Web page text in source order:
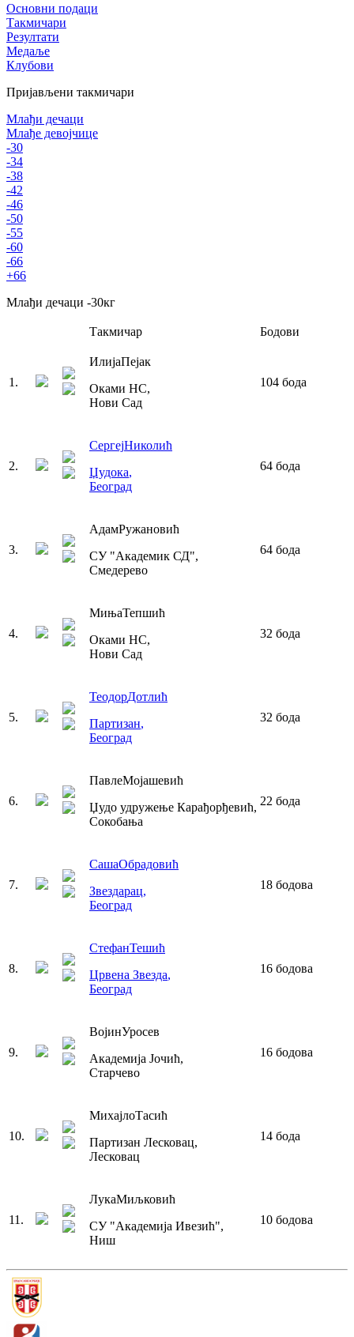
Основни подаци
Такмичари
Резултати
Медаље
Клубови
Пријављени такмичари
Млађи дечаци
Млађе девојчице
-30
-34
-38
-42
-46
-50
-55
-60
-66
+66
Млађи дечаци -30кг
Такмичар Бодови
1 .
ИлијаПејак
Оками НС,
Нови Сад
104 бода
2.
СергејНиколић
Џудока,
Београд
64 бода
3.
АдамРужановић
СУ "Академик СД",
Смедерево
64 бода
4.
МињаТепшић
Оками НС,
Нови Сад
32 бода
5.
ТеодорДотлић
Партизан,
Београд
32 бода
6.
ПавлеМојашевић
Џудо удружење Карађорђевић,
Сокобања
22 бода
7.
СашаОбрадовић
Звездарац,
Београд
18 бодова
8.
СтефанТешић
Црвена Звезда,
Београд
16 бодова
9.
ВојинУросев
Академија Јочић,
Старчево
16 бодова
10.
МихајлоТасић
Партизан Лесковац,
Лесковац
14 бода
11 .
ЛукаМиљковић
СУ "Академија Ивезић",
Ниш
10 бодова